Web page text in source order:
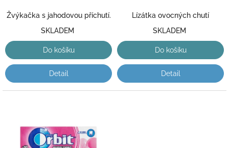
ůŽvýkačka s jahodovou příchutí.
SKLADEM
Do košíku
Detail
Lízátka ovocných chutí
SKLADEM
Do košíku
Detail